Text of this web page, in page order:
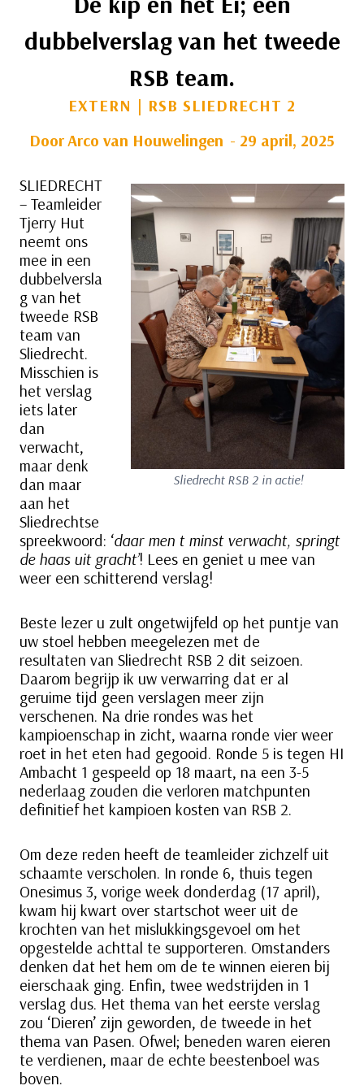
dubbelverslag van het tweede
RSB team.
EXTERN | RSB SLIEDRECHT 2
DoorArco van Houwelingen 29 april, 2025
Sliedrecht RSB 2 in actie!
SLIEDRECHT
– Teamleider
Tjerry Hut
neemt ons
mee in een
dubbelversla
g van het
tweede RSB
team van
Sliedrecht.
Misschien is
het verslag
iets later
dan
verwacht,
maar denk
dan maar
aan het
Sliedrechtse
spreekwoord: ‘daar men t minst verwacht, springt
de haas uit gracht’! Lees en geniet u mee van
weer een schitterend verslag!
Beste lezer u zult ongetwijfeld op het puntje van
uw stoel hebben meegelezen met de
resultaten van Sliedrecht RSB 2 dit seizoen.
Daarom begrijp ik uw verwarring dat er al
geruime tijd geen verslagen meer zijn
verschenen. Na drie rondes was het
kampioenschap in zicht, waarna ronde vier weer
roet in het eten had gegooid. Ronde 5 is tegen HI
Ambacht 1 gespeeld op 18 maart, na een 3-5
nederlaag zouden die verloren matchpunten
definitief het kampioen kosten van RSB 2.
Om deze reden heeft de teamleider zichzelf uit
schaamte verscholen. In ronde 6, thuis tegen
Onesimus 3, vorige week donderdag (17 april),
kwam hij kwart over startschot weer uit de
krochten van het mislukkingsgevoel om het
opgestelde achttal te supporteren. Omstanders
denken dat het hem om de te winnen eieren bij
eierschaak ging. Enfin, twee wedstrijden in 1
verslag dus. Het thema van het eerste verslag
zou ‘Dieren’ zijn geworden, de tweede in het
thema van Pasen. Ofwel; beneden waren eieren
te verdienen, maar de echte beestenboel was
boven.